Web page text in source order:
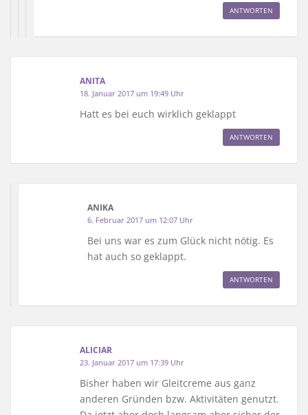
ANTWORTEN
ANITA
18. Januar 2017 um 19:49 Uhr
Hatt es bei euch wirklich geklappt
ANTWORTEN
ANIKA
6. Februar 2017 um 12:07 Uhr
Bei uns war es zum Glück nicht nötig. Es
hat auch so geklappt.
ANTWORTEN
ALICIAR
23. Januar 2017 um 17:39 Uhr
Bisher haben wir Gleitcreme aus ganz
anderen Gründen bzw. Aktivitäten genutzt.